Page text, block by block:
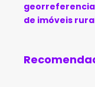
de imóveis